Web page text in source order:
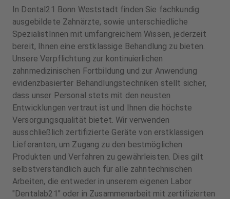
In Dental21 Bonn Weststadt finden Sie fachkundig
ausgebildete Zahnärzte, sowie unterschiedliche
SpezialistInnen mit umfangreichem Wissen, jederzeit
bereit, Ihnen eine erstklassige Behandlung zu bieten.
Unsere Verpflichtung zur kontinuierlichen
zahnmedizinischen Fortbildung und zur Anwendung
evidenzbasierter Behandlungstechniken stellt sicher,
dass unser Personal stets mit den neusten
Entwicklungen vertraut ist und Ihnen die höchste
Versorgungsqualität bietet. Wir verwenden
ausschließlich zertifizierte Geräte von erstklassigen
Lieferanten, um Zugang zu den bestmöglichen
Produkten und Verfahren zu gewährleisten. Dies gilt
selbstverständlich auch für alle zahntechnischen
Arbeiten, die entweder in unserem eigenen Labor
"Dentalab21" oder in Zusammenarbeit mit zertifizierten